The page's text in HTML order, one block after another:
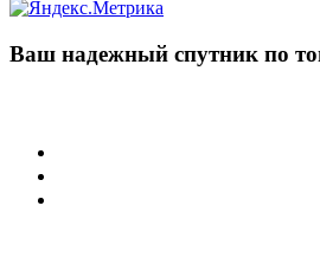
Ваш надежный спутник по